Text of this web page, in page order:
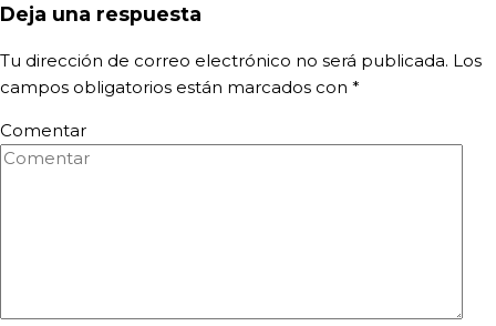
Deja una respuesta
Tu dirección de correo electrónico no será publicada. Los
campos obligatorios están marcados con *
Comentar